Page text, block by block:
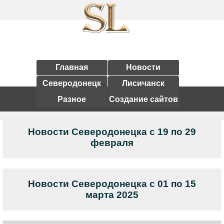
Главная
Новости
Северодонецк
Лисичанск
Разное
Создание сайтов
Новости Северодонецка с 19 по 29
февраля
Новости Северодонецка с 01 по 15
марта 2025